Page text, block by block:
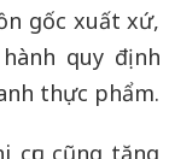
gốc xuất xứ,
quy định
thực phẩm.
cũng tăng